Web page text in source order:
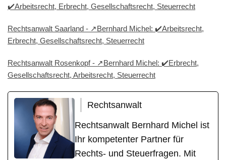
✔️Arbeitsrecht, Erbrecht, Gesellschaftsrecht, Steuerrecht
Rechtsanwalt Saarland - ↗️Bernhard Michel: ✔️Arbeitsrecht,
Erbrecht, Gesellschaftsrecht, Steuerrecht
Rechtsanwalt Rosenkopf - ↗️Bernhard Michel: ✔️Erbrecht,
Gesellschaftsrecht, Arbeitsrecht, Steuerrecht
Rechtsanwalt
Rechtsanwalt Bernhard Michel ist
Ihr kompetenter Partner für
Rechts- und Steuerfragen. Mit